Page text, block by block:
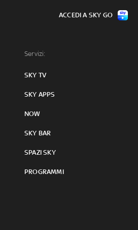
Servizi:
SKY TV
SKY APPS
NOW
SKY BAR
SPAZI SKY
PROGRAMMI
ACCEDI A SKY GO